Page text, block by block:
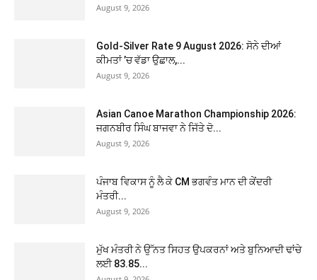
August 9, 2026
Gold-Silver Rate 9 August 2026: ਸੋਨੇ ਦੀਆਂ
ਕੀਮਤਾਂ ’ਚ ਵੱਡਾ ਉਛਾਲ,...
August 9, 2026
Asian Canoe Marathon Championship 2026:
ਜਗਨਬੀਰ ਸਿੰਘ ਬਾਜਵਾ ਨੇ ਜਿੱਤੇ ਦੋ...
August 9, 2026
ਪੰਜਾਬ ਵਿਕਾਸ ਨੂੰ ਲੈ ਕੇ CM ਭਗਵੰਤ ਮਾਨ ਦੀ ਕੇਂਦਰੀ
ਮੰਤਰੀ...
August 9, 2026
ਮੁੱਖ ਮੰਤਰੀ ਨੇ ਉੱਨਤ ਸਿਹਤ ਉਪਕਰਨਾਂ ਅਤੇ ਬੁਨਿਆਦੀ ਢਾਂਚੇ
ਲਈ 83.85...